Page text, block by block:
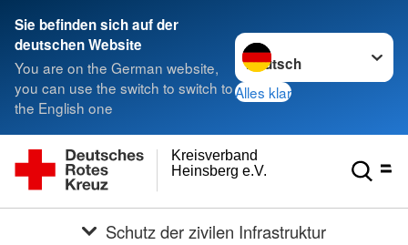
Sie befinden sich auf der
deutschen Website
You are on the German website,
you can use the switch to switch to
the English one
Sprache wechseln zu
Alles klar
Heinsberg e.V.
Kreisverband
Schutz der zivilen Infrastruktur